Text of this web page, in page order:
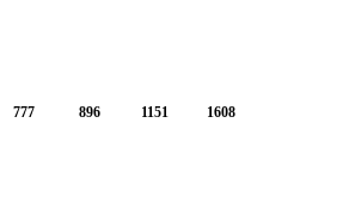
777 896 1151 1608